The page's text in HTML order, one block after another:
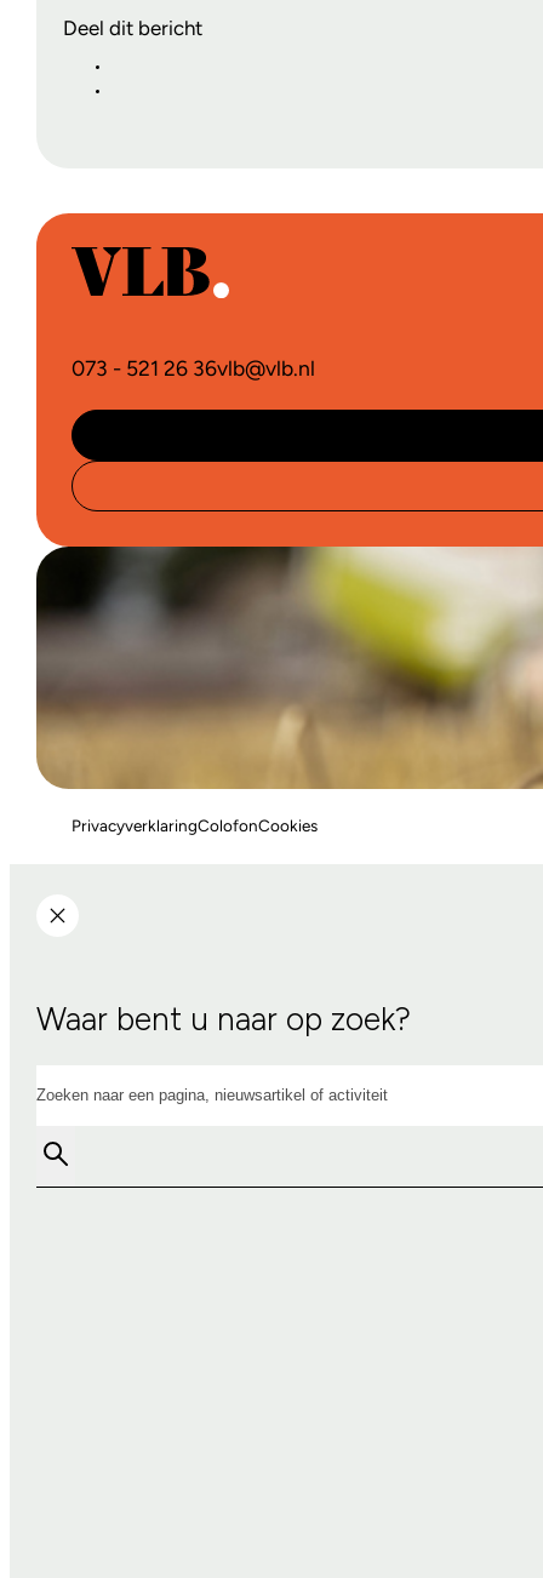
Deel dit bericht
073 - 521 26 36vlb@vlb.nl
PrivacyverklaringColofonCookies
Waar bent u naar op zoek?